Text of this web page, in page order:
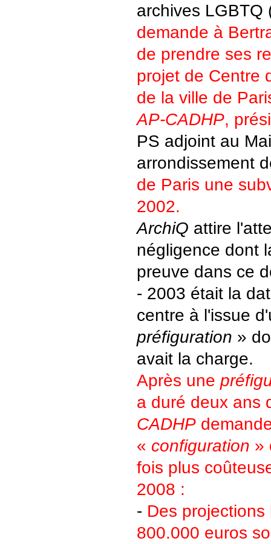
archives
demande à
de prendre ses
projet de Centre
de la ville de
AP-CADHP,
PS adjoint au
arrondissement
de Paris une
2002.
ArchiQ attire
négligence dont
preuve dans ce
- 2003 était la
centre à l'issue
préfiguration »
avait la charge.
Après une
a duré deux ans
CADHP
« configuration »
fois plus
2008 :
- Des
800.000 euros